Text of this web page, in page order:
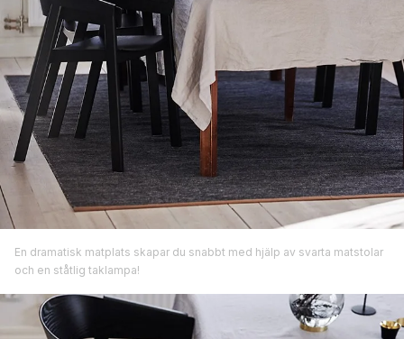
En dramatisk matplats skapar du snabbt med hjälp av svarta matstolar
och en ståtlig taklampa!